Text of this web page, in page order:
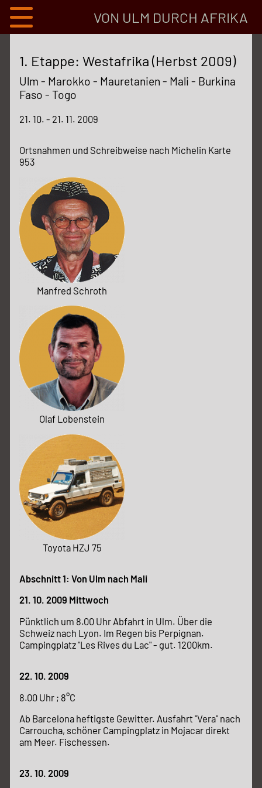
VON ULM DURCH AFRIKA
1. Etappe: Westafrika (Herbst 2009)
Ulm - Marokko - Mauretanien - Mali - Burkina
Faso - Togo
21. 10. - 21. 11. 2009
Ortsnahmen und Schreibweise nach Michelin Karte
953
Manfred Schroth
Olaf Lobenstein
Toyota HZJ 75
Abschnitt 1: Von Ulm nach Mali
21. 10. 2009 Mittwoch
Pünktlich um 8.00 Uhr Abfahrt in Ulm. Über die
Schweiz nach Lyon. Im Regen bis Perpignan.
Campingplatz "Les Rives du Lac" - gut. 1200km.
22. 10. 2009
8.00 Uhr ; 8°C
Ab Barcelona heftigste Gewitter. Ausfahrt "Vera" nach
Carroucha, schöner Campingplatz in Mojacar direkt
am Meer. Fischessen.
23. 10. 2009